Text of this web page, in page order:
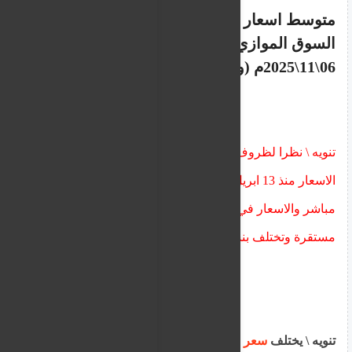
متوسط اسعار العملات في
السوق الموازي اليوم الخميس
06\11\2025م (وقت نشر الخبر)
تنويه \ نظرا لظروف الحرب لم تحدث غالبية البنوك
الاسعار منذ 13 ابريل عدا بعضها ونقوم بالتحديث بشكل
مباشر والاسعار في السوق الموازي متباينة وغير
مستقرة وتختلف بنسبة كبيرة من تاجر لاخر
تنويه \ يختلف سعر الدولار